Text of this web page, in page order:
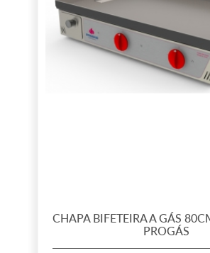
CHAPA BIFETEIRA A GÁS
PROGÁS